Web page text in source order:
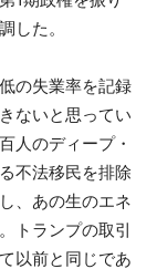
した。
の失業率を記録
ないと思ってい
人のディープ・
不法移民を排除
、あの生のエネ
トランプの取引
以前と同じであ